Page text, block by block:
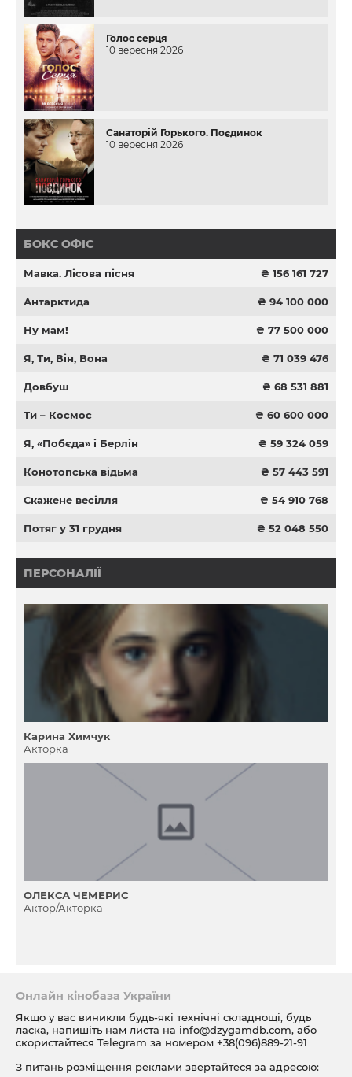
Голос серця
10 вересня 2026
Санаторій Горького. Поєдинок
10 вересня 2026
БОКС ОФІС
Мавка. Лісова пісня ₴ 156 161 727
Антарктида ₴ 94 100 000
Ну мам! ₴ 77 500 000
Я, Ти, Він, Вона ₴ 71 039 476
Довбуш ₴ 68 531 881
Ти – Космос ₴ 60 600 000
Я, «Побєда» і Берлін ₴ 59 324 059
Конотопська відьма ₴ 57 443 591
Скажене весілля ₴ 54 910 768
Потяг у 31 грудня ₴ 52 048 550
ПЕРСОНАЛІЇ
Карина Химчук
Акторка
ОЛЕКСА ЧЕМЕРИС
Актор/Акторка
Онлайн кінобаза України
Якщо у вас виникли будь-які технічні складнощі, будь
ласка, напишіть нам листа на info@dzygamdb.com, або
скористайтеся Telegram за номером +38(096)889-21-91
З питань розміщення реклами звертайтеся за адресою: